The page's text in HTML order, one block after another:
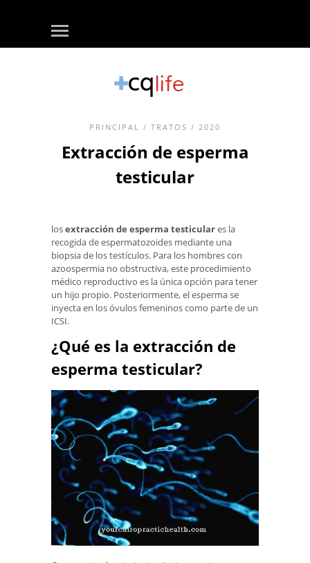
PRINCIPAL / TRATOS / 2020
Extracción de esperma
testicular
losextracción de esperma testiculares la
recogida de espermatozoides mediante una
biopsia de los testículos. Para los hombres con
azoospermia no obstructiva, este procedimiento
médico reproductivo es la única opción para tener
un hijo propio. Posteriormente, el esperma se
inyecta en los óvulos femeninos como parte de un
ICSI.
¿Qué es la extracción de
esperma testicular?